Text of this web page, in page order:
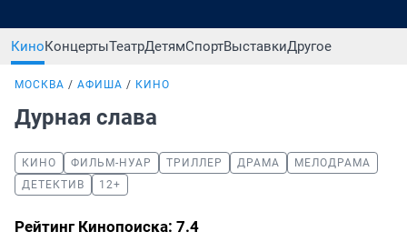
КиноКонцертыТеатрДетямСпортВыставкиДругое
МОСКВА АФИША КИНО
Дурная слава
КИНО ФИЛЬМ-НУАР ТРИЛЛЕР ДРАМА
МЕЛОДРАМА
ДЕТЕКТИВ
12+
Рейтинг Кинопоиска: 7.4